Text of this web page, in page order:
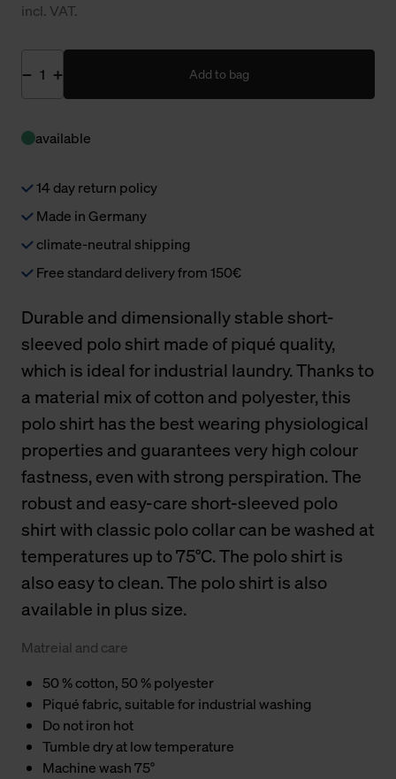
incl. VAT.
Add to bag
available
14 day return policy
Made in Germany
climate-neutral shipping
Free standard delivery from 150€
Durable and dimensionally stable short-
sleeved polo shirt made of piqué quality,
which is ideal for industrial laundry. Thanks to
a material mix of cotton and polyester, this
polo shirt has the best wearing physiological
properties and guarantees very high colour
fastness, even with strong perspiration. The
robust and easy-care short-sleeved polo
shirt with classic polo collar can be washed at
temperatures up to 75°C. The polo shirt is
also easy to clean. The polo shirt is also
available in plus size.
Matreial and care
50 % cotton, 50 % polyester
Piqué fabric, suitable for industrial washing
Do not iron hot
Tumble dry at low temperature
Machine wash 75°